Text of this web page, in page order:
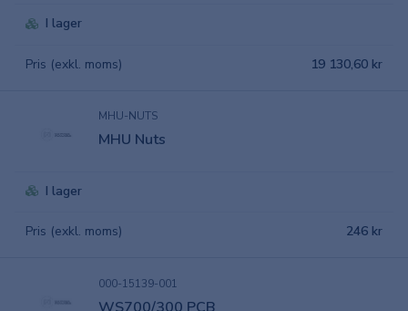
I lager
Pris (exkl. moms) 19 130,60 kr
MHU-NUTS
MHU Nuts
I lager
Pris (exkl. moms) 246 kr
000-15139-001
WS700/300 PCB